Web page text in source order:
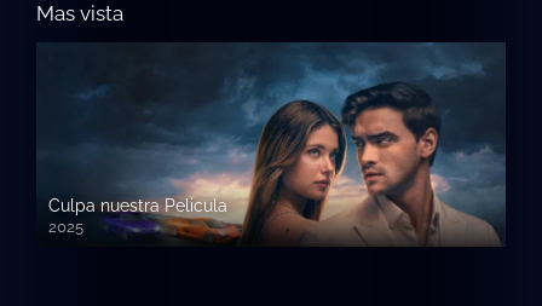
Mas vista
Culpa nuestra Pelicula
2025
720p HD